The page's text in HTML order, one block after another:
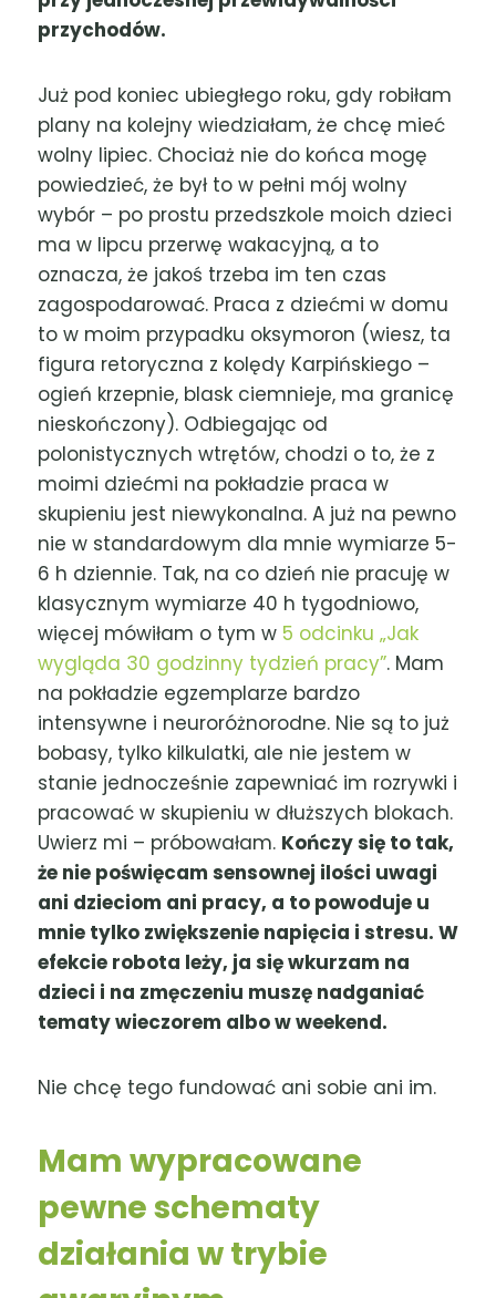
przychodów.
Już pod koniec ubiegłego roku, gdy robiłam
plany na kolejny wiedziałam, że chcę mieć
wolny lipiec. Chociaż nie do końca mogę
powiedzieć, że był to w pełni mój wolny
wybór – po prostu przedszkole moich dzieci
ma w lipcu przerwę wakacyjną, a to
oznacza, że jakoś trzeba im ten czas
zagospodarować. Praca z dziećmi w domu
to w moim przypadku oksymoron (wiesz, ta
figura retoryczna z kolędy Karpińskiego –
ogień krzepnie, blask ciemnieje, ma granicę
nieskończony). Odbiegając od
polonistycznych wtrętów, chodzi o to, że z
moimi dziećmi na pokładzie praca w
skupieniu jest niewykonalna. A już na pewno
nie w standardowym dla mnie wymiarze 5-
6 h dziennie. Tak, na co dzień nie pracuję w
klasycznym wymiarze 40 h tygodniowo,
więcej mówiłam o tym w 5 odcinku „Jak
wygląda 30 godzinny tydzień pracy”. Mam
na pokładzie egzemplarze bardzo
intensywne i neuroróżnorodne. Nie są to już
bobasy, tylko kilkulatki, ale nie jestem w
stanie jednocześnie zapewniać im rozrywki i
pracować w skupieniu w dłuższych blokach.
Uwierz mi – próbowałam. Kończy się to tak,
że nie poświęcam sensownej ilości uwagi
ani dzieciom ani pracy, a to powoduje u
mnie tylko zwiększenie napięcia i stresu. W
efekcie robota leży, ja się wkurzam na
dzieci i na zmęczeniu muszę nadganiać
tematy wieczorem albo w weekend.
Nie chcę tego fundować ani sobie ani im.
Mam wypracowane
pewne schematy
działania w trybie